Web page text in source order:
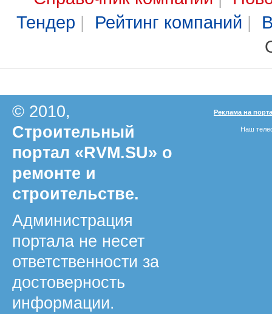
Тендер | Рейтинг компаний |
© 2010,
Строительный
портал «RVM.SU» о
ремонте и
строительстве.
Администрация
портала не несет
ответственности за
достоверность
информации.
Реклама на
Наш